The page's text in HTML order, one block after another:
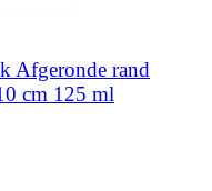
Afgeronde rand
cm 125 ml